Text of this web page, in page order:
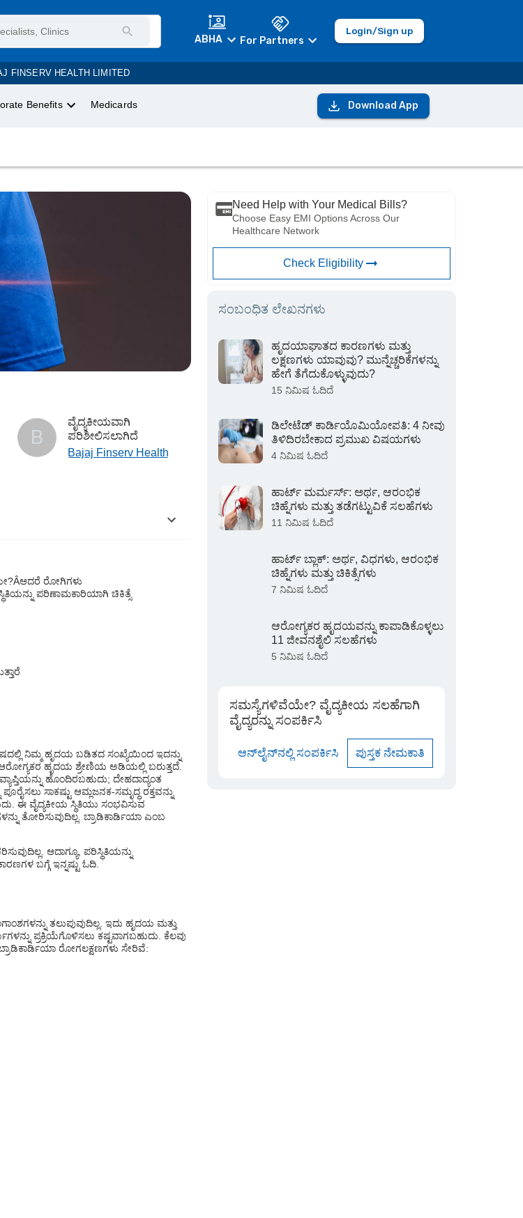
ABHA For Partners
Login/Sign up
FINSERV HEALTH LIMITED
Benefits Medicards Download App
B
ವೈದ್ಯಕೀಯವಾಗಿ
ಪರಿಶೀಲಿಸಲಾಗಿದೆ
Bajaj Finserv Health
Âಆದರೆ ರೋಗಿಗಳು
ಪರಿಣಾಮಕಾರಿಯಾಗಿ ಚಿಕಿತ್ಸೆ
ನಿಮ್ಮ ಹೃದಯ ಬಡಿತದ ಸಂಖ್ಯೆಯಿಂದ ಇದನ್ನು
ಹೃದಯ ಶ್ರೇಣಿಯ ಅಡಿಯಲ್ಲಿ ಬರುತ್ತದೆ.
ಹೊಂದಿರಬಹುದು; ದೇಹದಾದ್ಯಂತ
ಸಾಕಷ್ಟು ಆಮ್ಲಜನಕ-ಸಮೃದ್ಧ ರಕ್ತವನ್ನು
ಈ ವೈದ್ಯಕೀಯ ಸ್ಥಿತಿಯು ಸಂಭವಿಸುವ
ತೋರಿಸುವುದಿಲ್ಲ. ಬ್ರಾಡಿಕಾರ್ಡಿಯಾ ಎಂಬ
ಆದಾಗ್ಯೂ, ಪರಿಸ್ಥಿತಿಯನ್ನು
ಬಗ್ಗೆ ಇನ್ನಷ್ಟು ಓದಿ.
ತಲುಪುವುದಿಲ್ಲ. ಇದು ಹೃದಯ ಮತ್ತು
ಪ್ರಕ್ರಿಯೆಗೊಳಿಸಲು ಕಷ್ಟವಾಗಬಹುದು. ಕೆಲವು
ರೋಗಲಕ್ಷಣಗಳು ಸೇರಿವೆ:
Need Help with Your Medical Bills?
Choose Easy EMI Options Across Our
Healthcare Network
Check Eligibility
ಸಂಬಂಧಿತ ಲೇಖನಗಳು
ಹೃದಯಾಘಾತದ ಕಾರಣಗಳು ಮತ್ತು
ಲಕ್ಷಣಗಳು ಯಾವುವು? ಮುನ್ನೆಚ್ಚರಿಕೆಗಳನ್ನು
ಹೇಗೆ ತೆಗೆದುಕೊಳ್ಳುವುದು?
15 ನಿಮಿಷ ಓದಿದೆ
ಡಿಲೇಟೆಡ್ ಕಾರ್ಡಿಯೊಮಿಯೋಪತಿ: 4 ನೀವು
ತಿಳಿದಿರಬೇಕಾದ ಪ್ರಮುಖ ವಿಷಯಗಳು
4 ನಿಮಿಷ ಓದಿದೆ
ಹಾರ್ಟ್ ಮರ್ಮರ್ಸ್: ಅರ್ಥ, ಆರಂಭಿಕ
ಚಿಹ್ನೆಗಳು ಮತ್ತು ತಡೆಗಟ್ಟುವಿಕೆ ಸಲಹೆಗಳು
11 ನಿಮಿಷ ಓದಿದೆ
ಹಾರ್ಟ್ ಬ್ಲಾಕ್: ಅರ್ಥ, ವಿಧಗಳು, ಆರಂಭಿಕ
ಚಿಹ್ನೆಗಳು ಮತ್ತು ಚಿಕಿತ್ಸೆಗಳು
7 ನಿಮಿಷ ಓದಿದೆ
ಆರೋಗ್ಯಕರ ಹೃದಯವನ್ನು ಕಾಪಾಡಿಕೊಳ್ಳಲು
11 ಜೀವನಶೈಲಿ ಸಲಹೆಗಳು
5 ನಿಮಿಷ ಓದಿದೆ
ಸಮಸ್ಯೆಗಳಿವೆಯೇ? ವೈದ್ಯಕೀಯ ಸಲಹೆಗಾಗಿ
ವೈದ್ಯರನ್ನು ಸಂಪರ್ಕಿಸಿ
ಆನ್‌ಲೈನ್‌ನಲ್ಲಿ ಸಂಪರ್ಕಿಸಿ ಪುಸ್ತಕ ನೇಮಕಾತಿ